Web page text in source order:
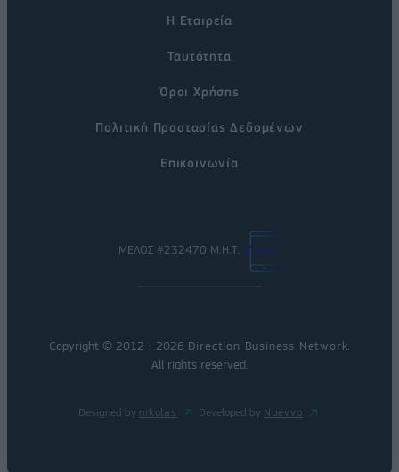
Η Εταιρεία
Ταυτότητα
Όροι Χρήσης
Πολιτική Προστασίας Δεδομένων
Επικοινωνία
ΜΕΛΟΣ #232470 Μ.Η.Τ.
Copyright © 2012 - 2026 Direction Business Network.
All rights reserved.
Designed by nikolas Developed by Nuevvo